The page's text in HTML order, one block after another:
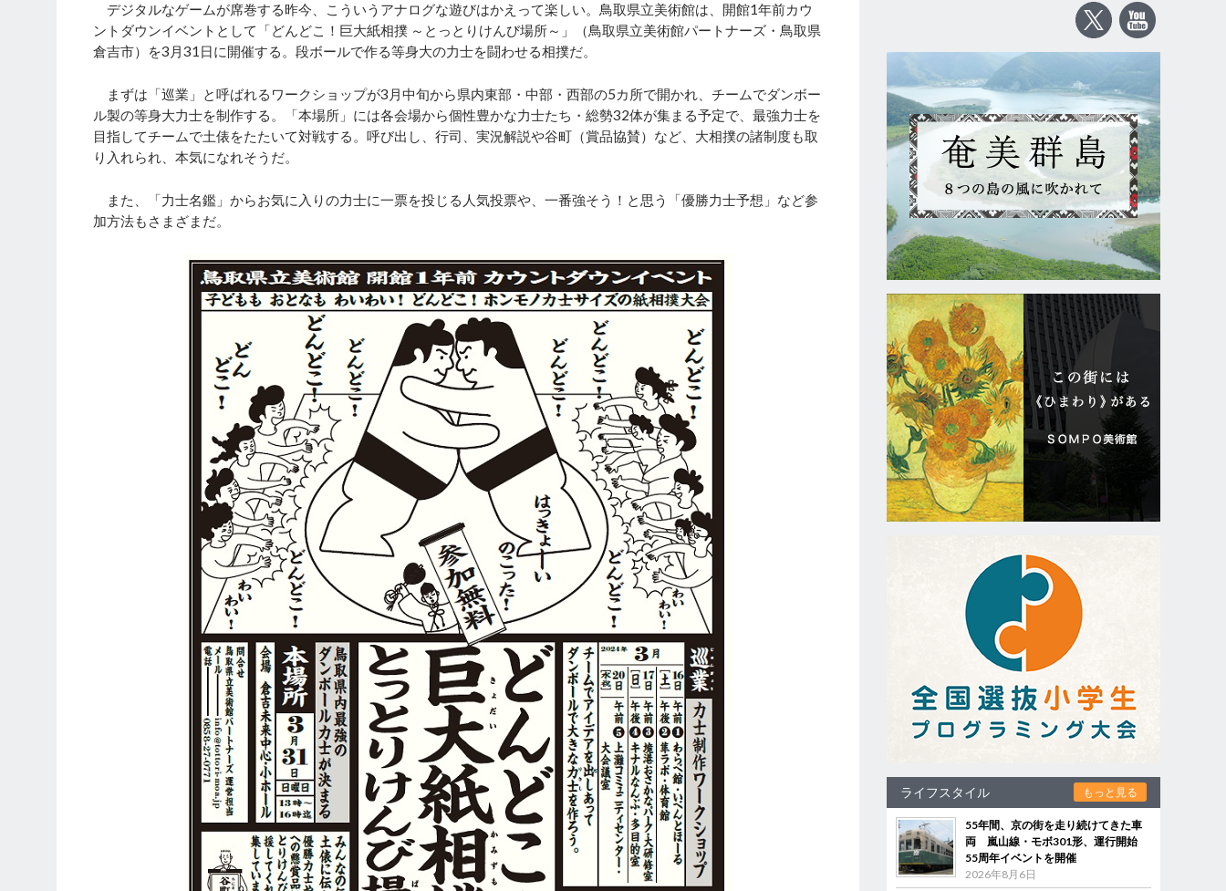
デジタルなゲームが席巻する昨今、こういうアナログな遊びはかえって楽しい。鳥取県立美術館は、開館1年前カウ
ントダウンイベントとして「どんどこ！巨大紙相撲 ～とっとりけんび場所～」（鳥取県立美術館パートナーズ・鳥取県
倉吉市）を3月31日に開催する。段ボールで作る等身大の力士を闘わせる相撲だ。
まずは「巡業」と呼ばれるワークショップが3月中旬から県内東部・中部・西部の5カ所で開かれ、チームでダンボー
ル製の等身大力士を制作する。「本場所」には各会場から個性豊かな力士たち・総勢32体が集まる予定で、最強力士を
目指してチームで土俵をたたいて対戦する。呼び出し、行司、実況解説や谷町（賞品協賛）など、大相撲の諸制度も取
り入れられ、本気になれそうだ。
また、「力士名鑑」からお気に入りの力士に一票を投じる人気投票や、一番強そう！と思う「優勝力士予想」など参
加方法もさまざまだ。
ライフスタイル もっと見る
55年間、京の街を走り続けてきた車
両 嵐山線・モボ301形、運行開始
55周年イベントを開催
2026年8月6日